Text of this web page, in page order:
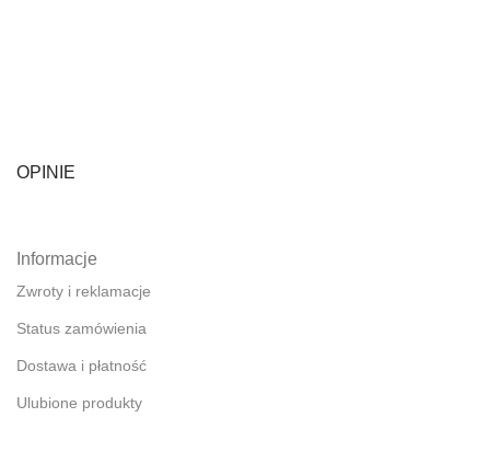
OPINIE
Informacje
Zwroty i reklamacje
Status zamówienia
Dostawa i płatność
Ulubione produkty